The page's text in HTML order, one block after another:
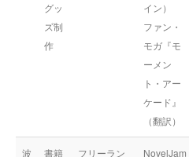
グッ
ズ制
作
イン）
ファン・
モガ『モ
ーメン
ト・アー
ケード』
（翻訳）
波
書籍
フリーラン
NovelJam